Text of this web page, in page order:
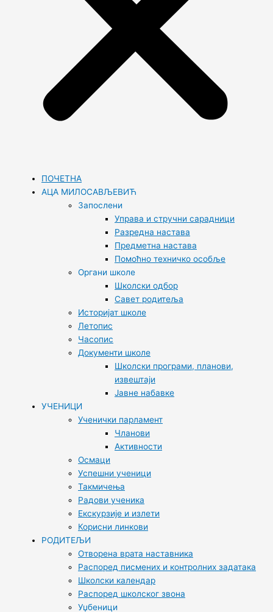
ПОЧЕТНА
АЦА МИЛОСАВЉЕВИЋ
Запослени
Управа и стручни сарадници
Разредна настава
Предметна настава
Помоћно техничко особље
Органи школе
Школски одбор
Савет родитеља
Историјат школе
Летопис
Часопис
Документи школе
Школски програми, планови,
извештаји
Јавне набавке
УЧЕНИЦИ
Ученички парламент
Чланови
Активности
Осмаци
Успешни ученици
Такмичења
Радови ученика
Екскурзије и излети
Корисни линкови
РОДИТЕЉИ
Отворена врата наставника
Распоред писмених и контролних задатака
Школски календар
Распоред школског звона
Уџбеници